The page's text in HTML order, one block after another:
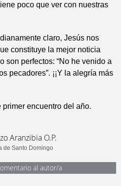
poco que ver con nuestras
claro, Jesús nos
constituye la mejor noticia
son perfectos: “No he venido a
pecadores”. ¡¡Y la alegría más
encuentro del año.
Aranzibia O.P.
de Santo Domingo
al autor/a